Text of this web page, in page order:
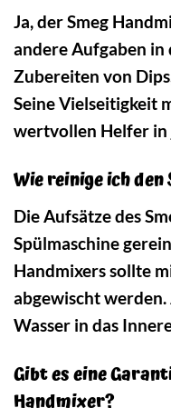
Ja, der Smeg
andere Aufgaben in
Zubereiten von
Seine Vielseitigkeit
wertvollen Helfer in
Wie reinige ich
Die Aufsätze des
Spülmaschine
Handmixers sollte
abgewischt werden.
Wasser in das
Gibt es eine
Handmixer?